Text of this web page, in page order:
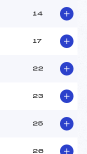
14
17
22
23
25
26